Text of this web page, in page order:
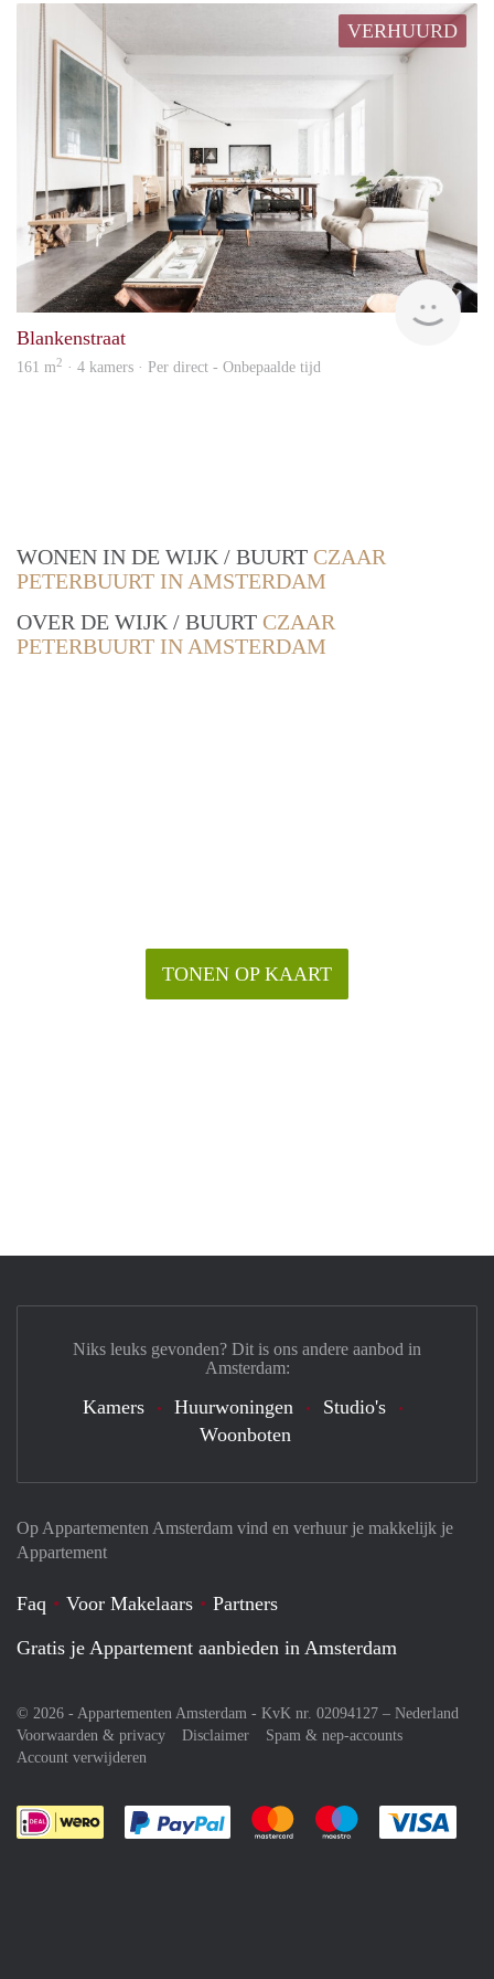
VERHUURD
Blankenstraat
161 m2 · 4 kamers · Per direct - Onbepaalde tijd
WONEN IN DE WIJK / BUURT CZAAR
PETERBUURT IN AMSTERDAM
OVER DE WIJK / BUURT CZAAR
PETERBUURT IN AMSTERDAM
TONEN OP KAART
Op Appartementen Amsterdam vind en verhuur je makkelijk je
Appartement
Faq Voor Makelaars
Partners
Gratis je Appartement aanbieden in Amsterdam
© 2026 - Appartementen Amsterdam - KvK nr. 02094127 – Nederland
Voorwaarden & privacy
Disclaimer
Spam & nep-accounts
Account verwijderen
Je rekent gemakkelijk af met Paypal
Je rekent gemakkelijk af met
Je rekent
Niks leuks gevonden? Dit is ons andere aanbod in
Amsterdam:
Kamers Huurwoningen
Studio's
Woonboten